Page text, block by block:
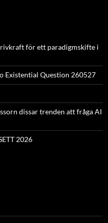
för ett paradigmskifte i
Existential Question 260527
dissar trenden att fråga AI
2026